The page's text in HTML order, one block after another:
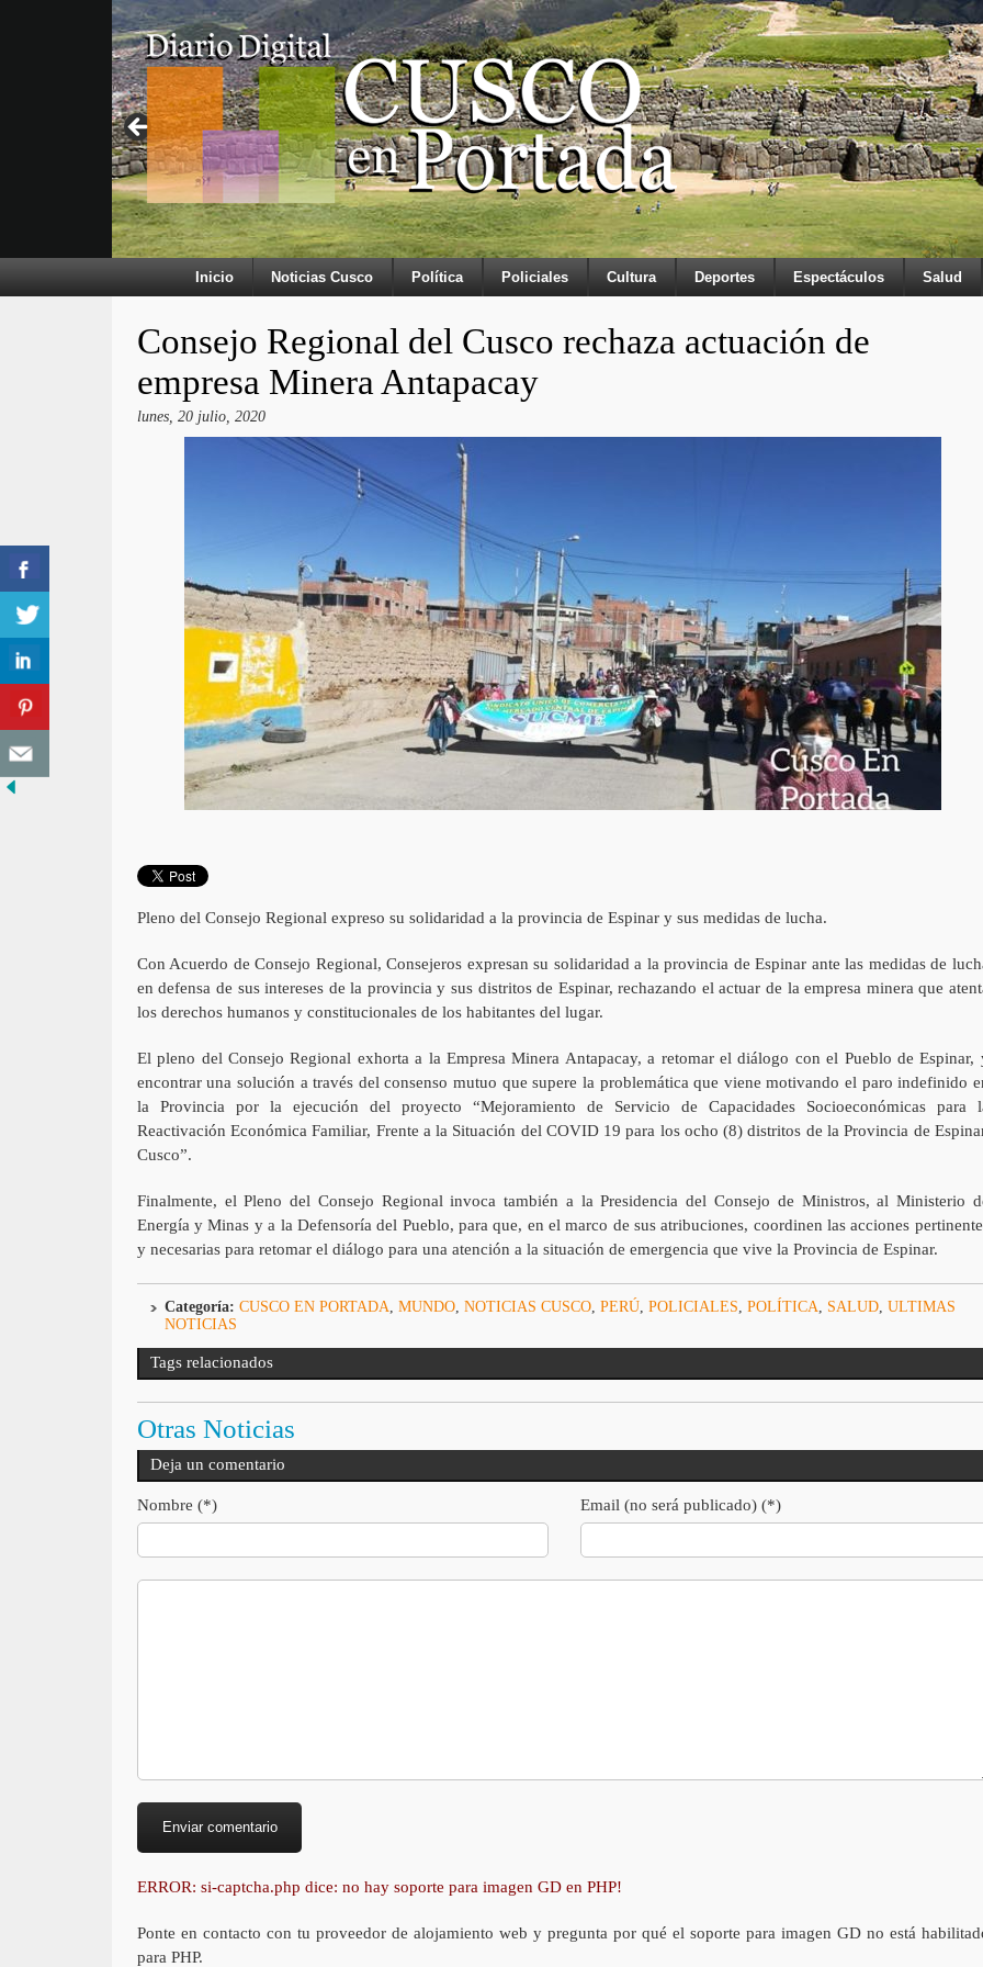
Inicio Noticias Cusco Política Policiales Cultura Deportes Espectáculos Salud
Consejo Regional del Cusco rechaza actuación de
empresa Minera Antapacay
lunes, 20 julio, 2020
Pleno del Consejo Regional expreso su solidaridad a la provincia de Espinar y sus medidas de lucha.
Con Acuerdo de Consejo Regional, Consejeros expresan su solidaridad a la provincia de Espinar ante las medidas de
en defensa de sus intereses de la provincia y sus distritos de Espinar, rechazando el actuar de la empresa minera que
los derechos humanos y constitucionales de los habitantes del lugar.
El pleno del Consejo Regional exhorta a la Empresa Minera Antapacay, a retomar el diálogo con el Pueblo de Espinar,
encontrar una solución a través del consenso mutuo que supere la problemática que viene motivando el paro indefinido
la Provincia por la ejecución del proyecto “Mejoramiento de Servicio de Capacidades Socioeconómicas para
Reactivación Económica Familiar, Frente a la Situación del COVID 19 para los ocho (8) distritos de la Provincia de
Cusco”.
Finalmente, el Pleno del Consejo Regional invoca también a la Presidencia del Consejo de Ministros, al Ministerio
Energía y Minas y a la Defensoría del Pueblo, para que, en el marco de sus atribuciones, coordinen las acciones
y necesarias para retomar el diálogo para una atención a la situación de emergencia que vive la Provincia de Espinar.
Categoría: CUSCO EN PORTADA MUNDO, NOTICIAS CUSCO, PERÚ, POLICIALES POLÍTICA SALUD, ULTIMAS
NOTICIAS
Tags relacionados
Otras Noticias
Deja un comentario
Nombre (*) Email (no será publicado) (*)
ERROR: si-captcha.php dice: no hay soporte para imagen GD en PHP!
Ponte en contacto con tu proveedor de alojamiento web y pregunta por qué el soporte para imagen GD no está
para PHP.